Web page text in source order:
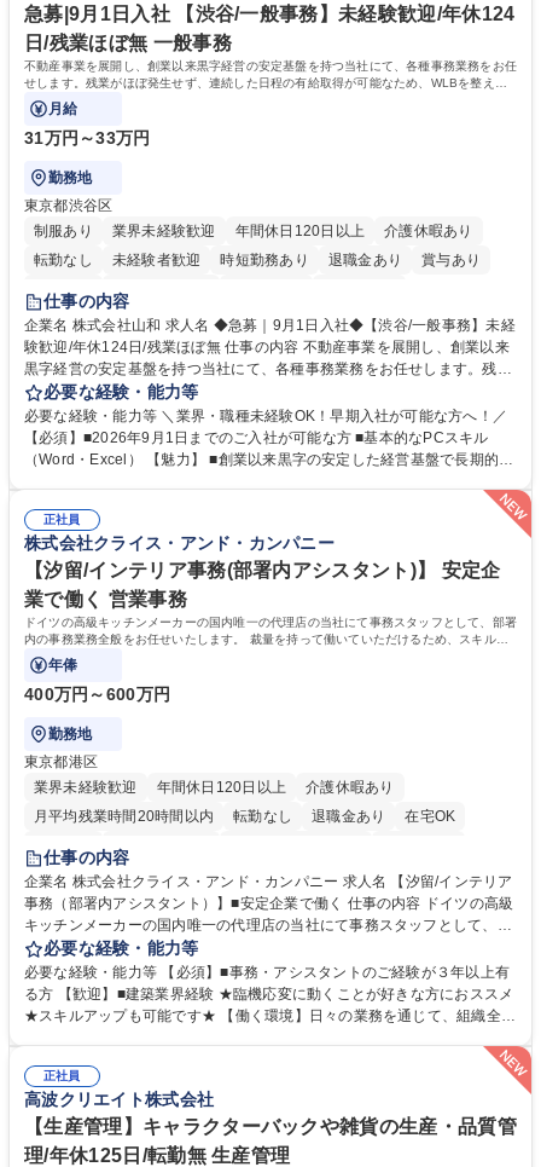
期日・進捗管理能力：リース開始日や車検のタイミング等を管理し調整す
る力が身に付きます。 学歴・資格 学歴：大学院 大学 語学力： 資格：
急募|9月1日入社 【渋谷/一般事務】未経験歓迎/年休124
日/残業ほぼ無 一般事務
不動産事業を展開し、創業以来黒字経営の安定基盤を持つ当社にて、各種事務業務をお任
せします。残業がほぼ発生せず、連続した日程の有給取得が可能なため、WLBを整えた
い方にお勧めの環境です！
月給
31万円～33万円
勤務地
東京都渋谷区
制服あり
業界未経験歓迎 年間休日120日以上
介護休暇あり
転勤なし
未経験者歓迎 時短勤務あり 退職金あり
賞与あり
育休あり
完全週休2日制
仕事の内容
企業名 株式会社山和 求人名 ◆急募｜9月1日入社◆【渋谷/一般事務】未経
験歓迎/年休124日/残業ほぼ無 仕事の内容 不動産事業を展開し、創業以来
黒字経営の安定基盤を持つ当社にて、各種事務業務をお任せします。残業
がほぼ発生せず、連続した日程の有給取得が可能なため、WLBを整えたい
方にお勧めの環境です！ 入社後はOJTを通じて丁寧に研修を行いますの
で、事務未経験の方でも安心して臨むことができます。 【業務詳細】■電
話・来客対応 ■物件の鍵や社内の備品管理 ■データ入力や書類作成 ■契約
必要な経験・能力等
必要な経験・能力等 ＼業界・職種未経験OK！早期入社が可能な方へ！／
【必須】■2026年9月1日までのご入社が可能な方 ■基本的なPCスキル
（Word・Excel） 【魅力】 ■創業以来黒字の安定した経営基盤で長期的に
両立が可能 ■有給取得を積極的に推奨、年間10日程度の取得実績 ■1ヶ月
のOJTで業務を習得可能、未経験でもしっかりサポート 学歴・資格 学
歴：大学院 大学 高専 短大 語学力： 資格：
正社員
株式会社クライス・アンド・カンパニー
【汐留/インテリア事務(部署内アシスタント)】 安定企
業で働く 営業事務
ドイツの高級キッチンメーカーの国内唯一の代理店の当社にて事務スタッフとして、部署
内の事務業務全般をお任せいたします。 裁量を持って働いていただけるため、スキルア
ップも可能です。
年俸
400万円～600万円
勤務地
東京都港区
業界未経験歓迎
年間休日120日以上
介護休暇あり
月平均残業時間20時間以内
転勤なし 退職金あり
在宅OK
育休あり
完全週休2日制
駅近5分以内
土日祝休み
仕事の内容
企業名 株式会社クライス・アンド・カンパニー 求人名 【汐留/インテリア
事務（部署内アシスタント）】■安定企業で働く 仕事の内容 ドイツの高級
キッチンメーカーの国内唯一の代理店の当社にて事務スタッフとして、部
署内の事務業務全般をお任せいたします。 裁量を持って働いていただける
ため、スキルアップも可能です。 【部署内の事務業務全般】 ■サンプルの
仕分け・整理 ■電話応対 ■書類作成（会議資料、お客様宛請求書、支払書
類を取りまとめて経理へ提出等） ■ショールームアテンド・運営・予約業
インテリア事務（部署内アシスタント）】■安定企業で働く
必要な経験・能力等
必要な経験・能力等 【必須】■事務・アシスタントのご経験が３年以上有
る方 【歓迎】■建築業界経験 ★臨機応変に動くことが好きな方におススメ
★スキルアップも可能です★ 【働く環境】日々の業務を通じて、組織全体
ンスキルや問題解決能力が磨かれ、キャリアアップのチャンスも豊富。チ
ームとの協力や新しいアイデアを活かす場もあり、やりがいを感じながら
働けます。 【歓迎】 ■インテリアの業界のご経験が有る方■PCの作業に慣
れている方 学歴・資格 学歴：大学院 大学 高専 短大 専修学校 語学力： 資
格：
正社員
高波クリエイト株式会社
【生産管理】キャラクターバックや雑貨の生産・品質管
理/年休125日/転勤無 生産管理